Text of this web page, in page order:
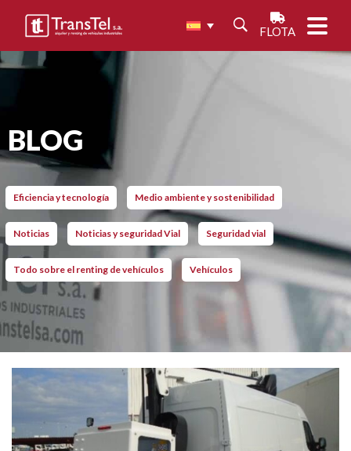
FLOTA
BLOG
Eficiencia y tecnología Medio ambiente y sostenibilidad
Noticias Noticias y seguridad Vial Seguridad vial
Todo sobre el renting de vehículos Vehículos